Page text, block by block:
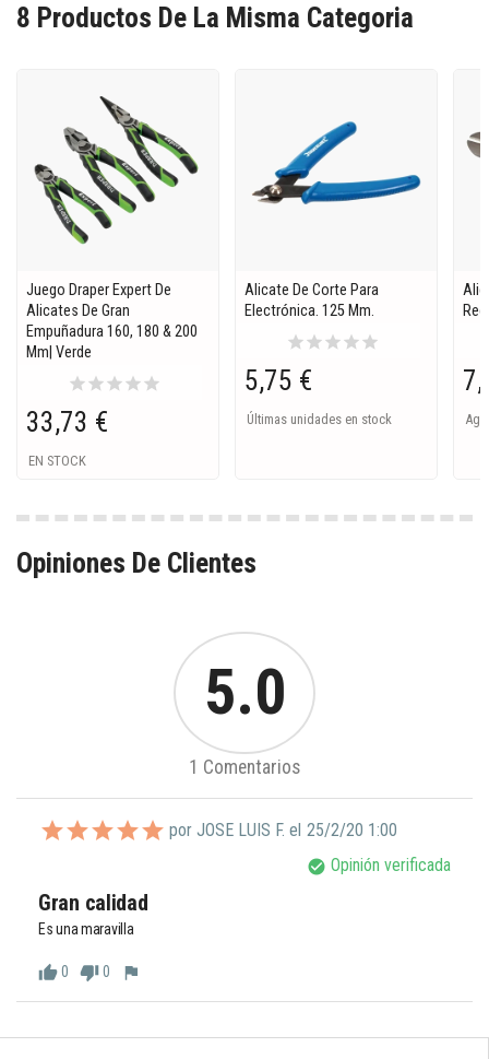
8 Productos De La Misma Categoria
Juego Draper Expert De
Alicates De Gran
Empuñadura 160, 180 & 200
Mm| Verde
starstarstarstarstar
33,73 €
EN STOCK
Alicate De Corte Para
Electrónica. 125 Mm.
starstarstarstarstar
5,75 €
Últimas unidades en stock
Opiniones De Clientes
5.0
1 Comentarios
por JOSE LUIS F. el 25/2/20 1:00
check_circle Opinión verificada
Gran calidad
Es una maravilla
thumb_up0 thumb_down0 flag